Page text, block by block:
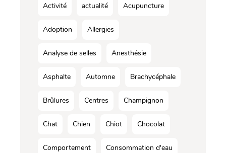
Activité actualité Acupuncture
Adoption Allergies
Analyse de selles Anesthésie
Asphalte Automne Brachycéphale
Brûlures Centres Champignon
Chat Chien Chiot Chocolat
Comportement Consommation d'eau